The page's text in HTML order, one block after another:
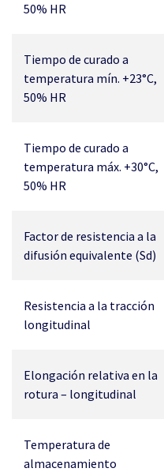
50% HR
Tiempo de curado a
temperatura mín. +23°C,
50% HR
Tiempo de curado a
temperatura máx. +30°C,
50% HR
Factor de resistencia a la
difusión equivalente (Sd)
Resistencia a la tracción
longitudinal
Elongación relativa en la
rotura – longitudinal
Temperatura de
almacenamiento